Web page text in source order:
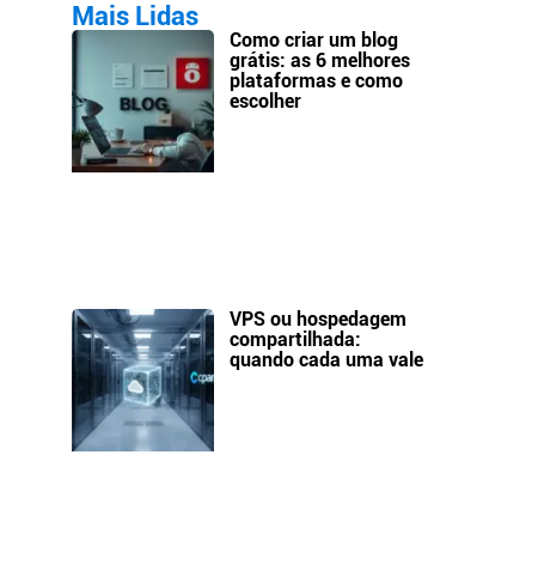
Mais Lidas
Como criar um blog
grátis: as 6 melhores
plataformas e como
escolher
VPS ou hospedagem
compartilhada:
quando cada uma vale